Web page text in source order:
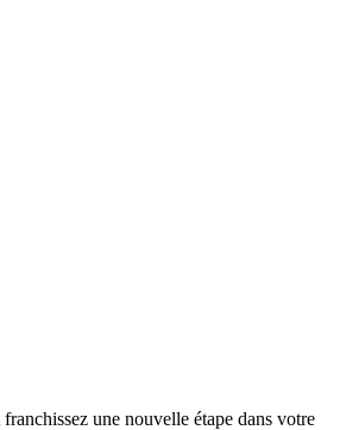
une nouvelle étape dans votre